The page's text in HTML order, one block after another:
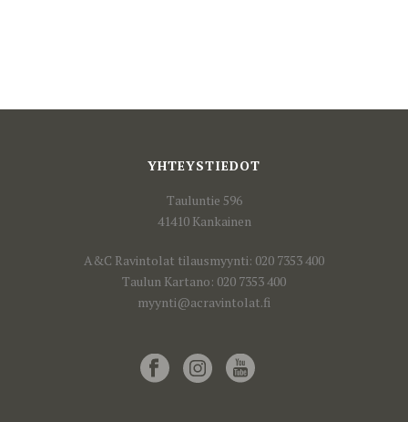
YHTEYSTIEDOT
Tauluntie 596
41410 Kankainen
A&C Ravintolat tilausmyynti: 020 7353 400
Taulun Kartano: 020 7353 400
myynti@acravintolat.fi